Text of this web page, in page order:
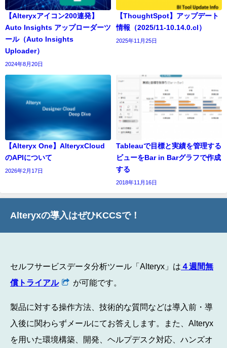
【Alteryxアイコン200連発】
Auto Insights アップローダーツ
ール（Auto Insights
Uploader）
2024年8月20日
【ThoughtSpot】アップデート
情報（2025/11-10.14.0.cl）
2025年11月25日
【Alteryx One】AlteryxCloud
のAPIについて
2026年2月17日
Tableauで目標と実績を管理する
ビューをBar in Barグラフで作成
する
2018年11月16日
Alteryxの導入はぜひKCCSで！
セルフサービスデータ分析ツール「Alteryx」は ４週間無
償トライアル
が可能です。
製品に対する操作方法、技術的な質問などは導入前・導
入後に関わらずメールにてお答えします。また、Alteryx
を用いた環境構築、開発、ヘルプデスク対応、ハンズオ